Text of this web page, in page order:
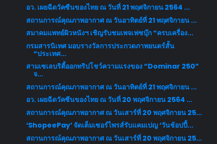
อว. เผยฉีดวัคซีนของไทย ณ วันที่ 21 พฤศจิกายน 2564 ...
สถานการณ์คุณภาพอากาศ ณ วันอาทิตย์ที่ 21 พฤศจิกายน ...
สมาคมแพทย์ผิวหนังฯ เชิญรับชมเพจเฟซบุ๊ก “ครบเครื่อง...
กรมสารนิเทศ มอบรางวัลการประกวดภาพยนตร์สั้น
“ประเทศ...
สามเซเลบริตี้ออกทริปโชว์ความแรงของ “Dominar 250”
จ...
สถานการณ์คุณภาพอากาศ ณ วันอาทิตย์ที่ 21 พฤศจิกายน ...
อว. เผยฉีดวัคซีนของไทย ณ วันที่ 20 พฤศจิกายน 2564 ...
สถานการณ์คุณภาพอากาศ ณ วันเสาร์ที่ 20 พฤศจิกายน 25...
‘ShopeePay’ จัดเต็มเซอร์ไพรส์รับแคมเปญ ‘วันช้อปปี้...
สถานการณ์คุณภาพอากาศ ณ วันเสาร์ที่ 20 พฤศจิกายน 25...